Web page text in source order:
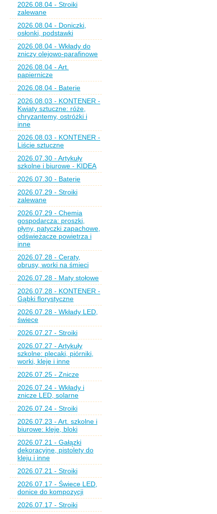
2026.08.04 - Stroiki
zalewane
2026.08.04 - Doniczki,
osłonki, podstawki
2026.08.04 - Wkłady do
zniczy olejowo-parafinowe
2026.08.04 - Art.
papiernicze
2026.08.04 - Baterie
2026.08.03 - KONTENER -
Kwiaty sztuczne: róże,
chryzantemy, ostróżki i
inne
2026.08.03 - KONTENER -
Liście sztuczne
2026.07.30 - Artykuły
szkolne i biurowe - KIDEA
2026.07.30 - Baterie
2026.07.29 - Stroiki
zalewane
2026.07.29 - Chemia
gospodarcza: proszki,
płyny, patyczki zapachowe,
odświeżacze powietrza i
inne
2026.07.28 - Ceraty,
obrusy, worki na śmieci
2026.07.28 - Maty stołowe
2026.07.28 - KONTENER -
Gąbki florystyczne
2026.07.28 - Wkłady LED,
świece
2026.07.27 - Stroiki
2026.07.27 - Artykuły
szkolne: plecaki, piórniki,
worki, kleje i inne
2026.07.25 - Znicze
2026.07.24 - Wkłady i
znicze LED, solarne
2026.07.24 - Stroiki
2026.07.23 - Art. szkolne i
biurowe: kleje, bloki
2026.07.21 - Gałązki
dekoracyjne, pistolety do
kleju i inne
2026.07.21 - Stroiki
2026.07.17 - Świece LED,
donice do kompozycji
2026.07.17 - Stroiki